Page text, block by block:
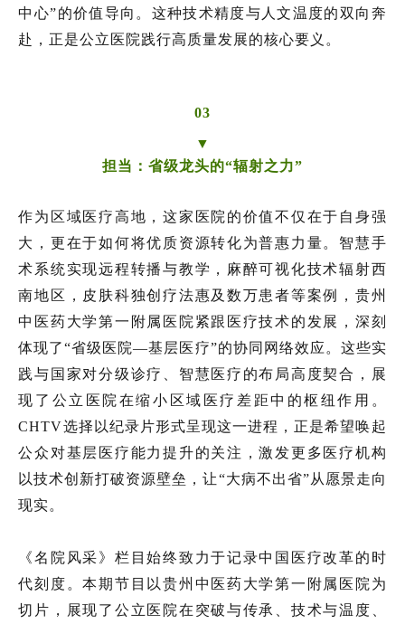
中心”的价值导向。这种技术精度与人文温度的双向奔
赴，正是公立医院践行高质量发展的核心要义。
03
▼
担当：省级龙头的“辐射之力”
作为区域医疗高地，这家医院的价值不仅在于自身强
大，更在于如何将优质资源转化为普惠力量。智慧手
术系统实现远程转播与教学，麻醉可视化技术辐射西
南地区，皮肤科独创疗法惠及数万患者等案例，贵州
中医药大学第一附属医院紧跟医疗技术的发展，深刻
体现了“省级医院—基层医疗”的协同网络效应。这些实
践与国家对分级诊疗、智慧医疗的布局高度契合，展
现了公立医院在缩小区域医疗差距中的枢纽作用。
CHTV选择以纪录片形式呈现这一进程，正是希望唤起
公众对基层医疗能力提升的关注，激发更多医疗机构
以技术创新打破资源壁垒，让“大病不出省”从愿景走向
现实。
《名院风采》栏目始终致力于记录中国医疗改革的时
代刻度。本期节目以贵州中医药大学第一附属医院为
切片，展现了公立医院在突破与传承、技术与温度、